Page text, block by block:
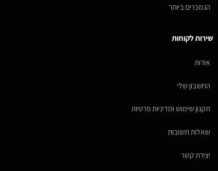
הנמכרים ביותר
שירות לקוחות
אודות
החשבון שלי
תקנון שימוש ומדיניות פרטיות
שאלות תשובות
יצירת קשר